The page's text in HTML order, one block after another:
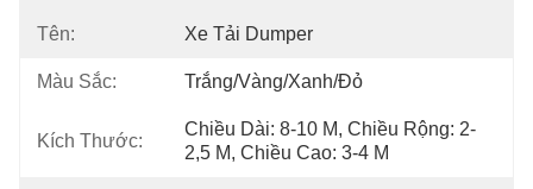
Tên: Xe Tải Dumper
Màu Sắc: Trắng/Vàng/Xanh/Đỏ
Kích Thước:
Chiều Dài: 8-10 M, Chiều Rộng: 2-
2,5 M, Chiều Cao: 3-4 M